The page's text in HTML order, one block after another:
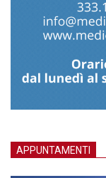
APPUNTAMENTI